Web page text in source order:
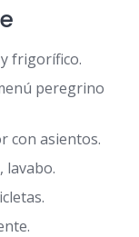
frigorífico.
peregrino
con asientos.
lavabo.